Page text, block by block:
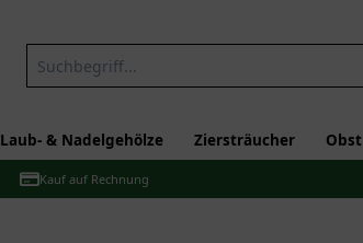
Laub- & Nadelgehölze Ziersträucher Obst
Kauf auf Rechnung